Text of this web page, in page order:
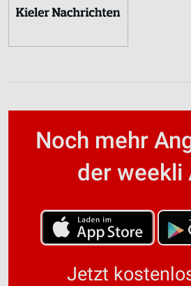
Noch mehr
der weekli
Jetzt